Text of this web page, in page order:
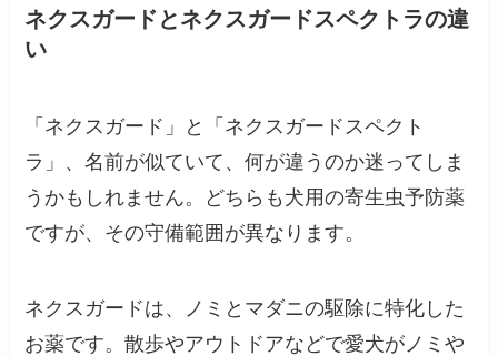
ネクスガードとネクスガードスペクトラの違
い
「ネクスガード」と「ネクスガードスペクト
ラ」、名前が似ていて、何が違うのか迷ってしま
うかもしれません。どちらも犬用の寄生虫予防薬
ですが、その守備範囲が異なります。
ネクスガードは、ノミとマダニの駆除に特化した
お薬です。散歩やアウトドアなどで愛犬がノミや